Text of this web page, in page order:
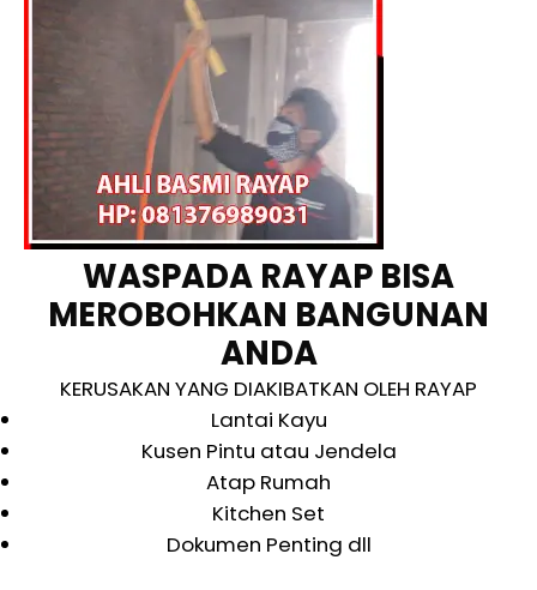
WASPADA RAYAP BISA
MEROBOHKAN BANGUNAN
ANDA
KERUSAKAN YANG DIAKIBATKAN OLEH RAYAP
Lantai Kayu
Kusen Pintu atau Jendela
Atap Rumah
Kitchen Set
Dokumen Penting dll